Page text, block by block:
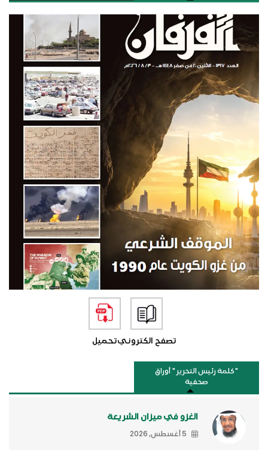
تصفح الكترونيتحميل
"كلمة رئيس التحرير " أوراق
صحفية
الغزو في ميزان الشريعة
5 أغسطس, 2026